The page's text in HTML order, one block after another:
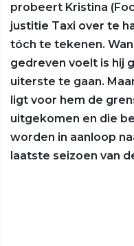
probeert Kristina
justitie Taxi over te
tóch te tekenen.
gedreven voelt is hij
uiterste te gaan.
ligt voor hem de
uitgekomen en die
worden in aanloop
laatste seizoen van